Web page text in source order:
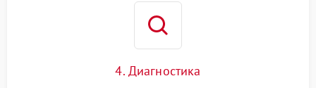
4. Диагностика